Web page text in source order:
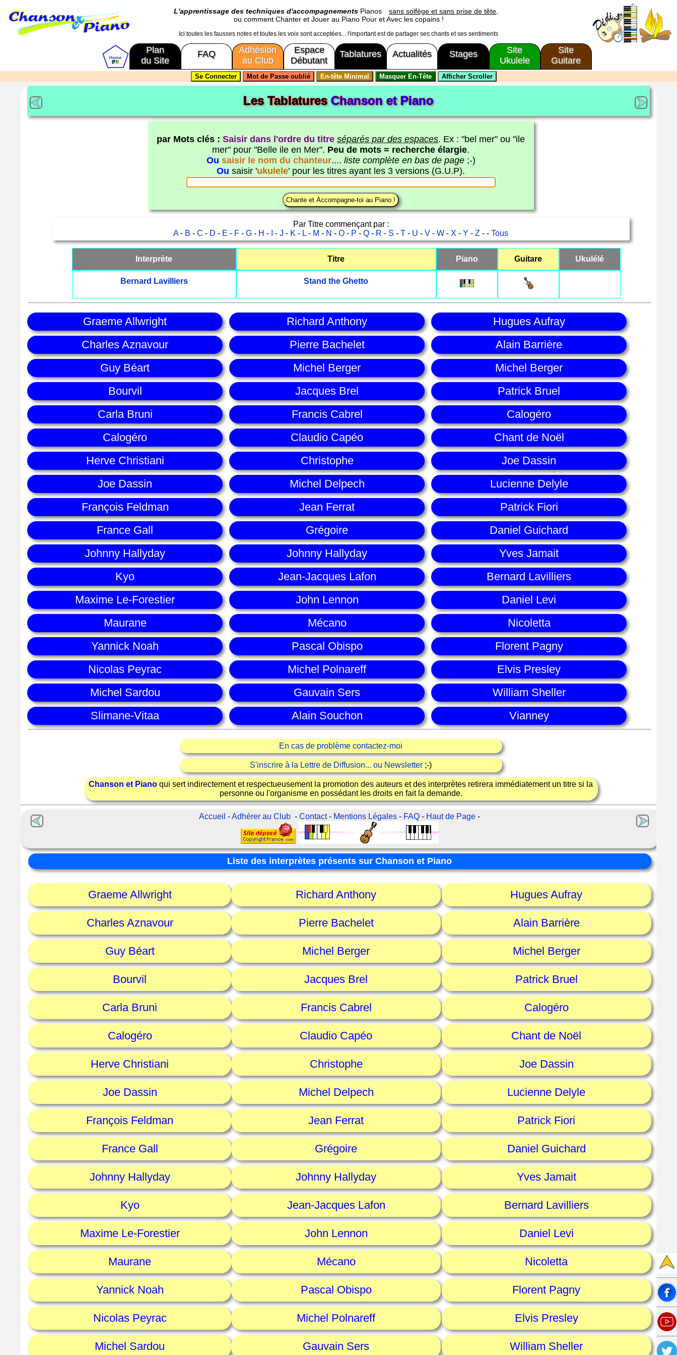
L'apprentissage des techniques d'accompagnements Pianos
sans solfège et sans prise de tête,
ou comment Chanter et Jouer au Piano Pour et Avec les copains !
Ici toutes les fausses notes et toutes les voix sont acceptées... l'important est de partager ses chants et ses sentiments
Plan
du Site
FAQ
Adhésion
au Club
Espace
Débutant
Tablatures Actualités Stages
Site
Ukulele
Site
Guitare
Les TablaturesChanson et Piano
par Mots clés :Saisir dans l'ordre du titre séparés par des espaces. Ex : "bel mer" ou "ile
mer" pour "Belle ile en Mer". Peu de mots = recherche élargie.
Ou saisir le nom du chanteur.... liste complète en bas de page;-)
Ou saisir 'ukulele' pour les titres ayant les 3 versions (G.U.P).
Par Titre commençant par :
A- B -C - D - E - F -G - H - -J - K - L - M - N -O - P -Q - R - S -T - U -V -W - X -Y -Z - -Tous
Interprète Titre Piano Guitare Ukulélé
Bernard Lavilliers Stand the Ghetto
Graeme Allwright Richard Anthony
Hugues Aufray
Charles Aznavour
Pierre Bachelet
Alain Barrière
Guy Béart
Michel Berger
Michel Berger
Bourvil
Jacques Brel
Patrick Bruel
Carla Bruni
Francis Cabrel
Calogéro
Calogéro
Claudio Capéo
Chant de Noël
Herve Christiani
Christophe
Joe Dassin
Joe Dassin
Michel Delpech
Lucienne Delyle
François Feldman
Jean Ferrat
Patrick Fiori
France Gall
Grégoire
Daniel Guichard
Johnny Hallyday
Johnny Hallyday
Yves Jamait
Kyo
Jean-Jacques Lafon
Bernard Lavilliers
Maxime Le-Forestier
John Lennon
Daniel Levi
Maurane
Mécano
Nicoletta
Yannick Noah
Pascal Obispo
Florent Pagny
Nicolas Peyrac
Michel Polnareff
Elvis Presley
Michel Sardou
Gauvain Sers
William Sheller
Slimane-Vitaa
Alain Souchon Vianney
En cas de problème contactez-moi
S'inscrire à la Lettre de Diffusion... ou Newsletter ;-)
Chanson et Piano qui sert indirectement et respectueusement la promotion des auteurs et des interprètes retirera immédiatement un titre si la
personne ou l'organisme en possédant les droits en fait la demande.
Accueil -Adhérer au Club -Contact- Mentions Légales - FAQ - Haut de Page -
Liste des interprètes présents sur Chanson et Piano
Graeme Allwright Richard Anthony Hugues Aufray
Charles Aznavour Pierre Bachelet Alain Barrière
Guy Béart Michel Berger Michel Berger
Bourvil Jacques Brel Patrick Bruel
Carla Bruni Francis Cabrel Calogéro
Calogéro Claudio Capéo Chant de Noël
Herve Christiani Christophe Joe Dassin
Joe Dassin Michel Delpech Lucienne Delyle
François Feldman Jean Ferrat Patrick Fiori
France Gall Grégoire Daniel Guichard
Johnny Hallyday Johnny Hallyday Yves Jamait
Kyo Jean-Jacques Lafon Bernard Lavilliers
Maxime Le-Forestier John Lennon Daniel Levi
Maurane Mécano Nicoletta
Yannick Noah Pascal Obispo Florent Pagny
Nicolas Peyrac Michel Polnareff Elvis Presley
Michel Sardou Gauvain Sers William Sheller